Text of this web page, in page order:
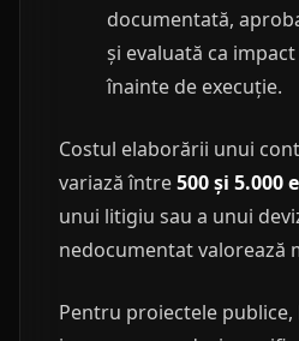
documentată,
și evaluată ca
înainte de execuție.
Costul elaborării unui
variază între500 și 5.000
unui litigiu sau a unui
nedocumentat valorează
Pentru proiectele publice,